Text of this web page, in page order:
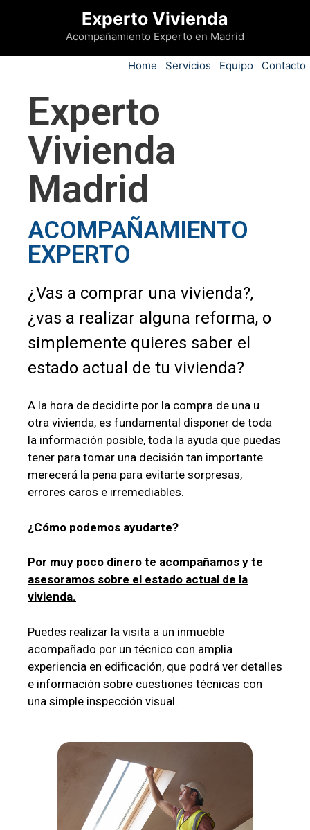
Experto Vivienda
Acompañamiento Experto en Madrid
Home Servicios Equipo Contacto
Experto
Vivienda
Madrid
ACOMPAÑAMIENTO
EXPERTO
¿Vas a comprar una vivienda?,
¿vas a realizar alguna reforma, o
simplemente quieres saber el
estado actual de tu vivienda?
A la hora de decidirte por la compra de una u
otra vivienda, es fundamental disponer de toda
la información posible, toda la ayuda que puedas
tener para tomar una decisión tan importante
merecerá la pena para evitarte sorpresas,
errores caros e irremediables.
¿Cómo podemos ayudarte?
Por muy poco dinero te acompañamos y te
asesoramos sobre el estado actual de la
vivienda.
Puedes realizar la visita a un inmueble
acompañado por un técnico con amplia
experiencia en edificación, que podrá ver detalles
e información sobre cuestiones técnicas con
una simple inspección visual.